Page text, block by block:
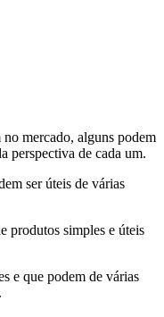
mercado, alguns podem
perspectiva de cada um.
ser úteis de várias
produtos simples e úteis
e que podem de várias